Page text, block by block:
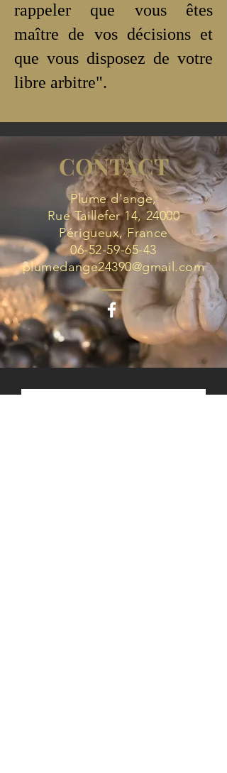
rappeler que vous êtes
maître de vos décisions et
que vous disposez de votre
libre arbitre".
CONTACT
Plume d'ange,
Rue Taillefer 14, 24000
Périgueux, France
06-52-59-65-43
plumedange24390@gmail.com